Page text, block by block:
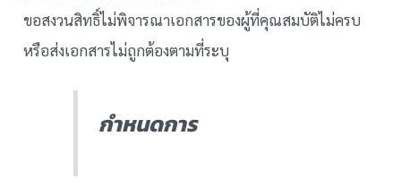
ขอสงวนสิทธิ์ไม่พิจารณาเอกสารของผู้ที่คุณสมบัติไม่ครบ
หรือส่งเอกสารไม่ถูกต้องตามที่ระบุ
กำหนดการ